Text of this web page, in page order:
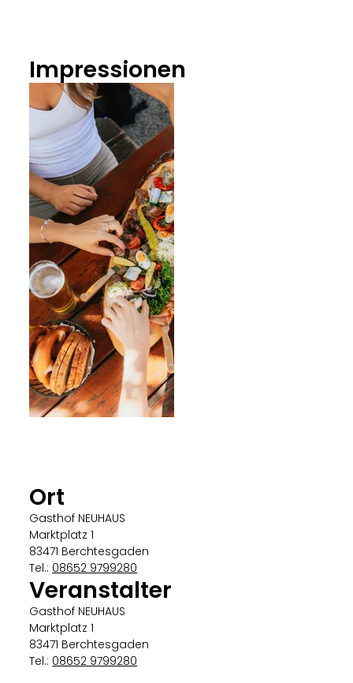
Impressionen
Ort
Gasthof NEUHAUS
Marktplatz 1
83471 Berchtesgaden
Tel.: 08652 9799280
Veranstalter
Gasthof NEUHAUS
Marktplatz 1
83471 Berchtesgaden
Tel.: 08652 9799280